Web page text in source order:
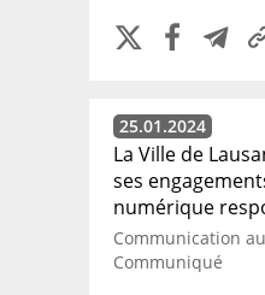
25.01.2024
La Ville de
ses
numérique
Communication
Communiqué